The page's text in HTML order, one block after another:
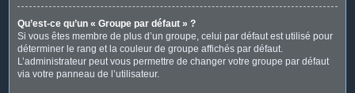
Qu’est-ce qu’un « Groupe par défaut » ?
Si vous êtes membre de plus d’un groupe, celui par défaut est utilisé pour
déterminer le rang et la couleur de groupe affichés par défaut.
L’administrateur peut vous permettre de changer votre groupe par défaut
via votre panneau de l’utilisateur.